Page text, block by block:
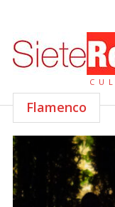
Flamenco